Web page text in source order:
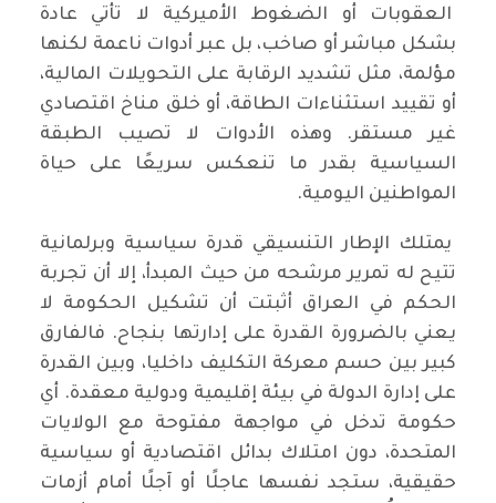
العقوبات أو الضغوط الأميركية لا تأتي عادة
بشكل مباشر أو صاخب، بل عبر أدوات ناعمة لكنها
مؤلمة، مثل تشديد الرقابة على التحويلات المالية،
أو تقييد استثناءات الطاقة، أو خلق مناخ اقتصادي
غير مستقر. وهذه الأدوات لا تصيب الطبقة
السياسية بقدر ما تنعكس سريعًا على حياة
المواطنين اليومية.
يمتلك الإطار التنسيقي قدرة سياسية وبرلمانية
تتيح له تمرير مرشحه من حيث المبدأ، إلا أن تجربة
الحكم في العراق أثبتت أن تشكيل الحكومة لا
يعني بالضرورة القدرة على إدارتها بنجاح. فالفارق
كبير بين حسم معركة التكليف داخليا، وبين القدرة
على إدارة الدولة في بيئة إقليمية ودولية معقدة. أي
حكومة تدخل في مواجهة مفتوحة مع الولايات
المتحدة، دون امتلاك بدائل اقتصادية أو سياسية
حقيقية، ستجد نفسها عاجلًا أو آجلًا أمام أزمات